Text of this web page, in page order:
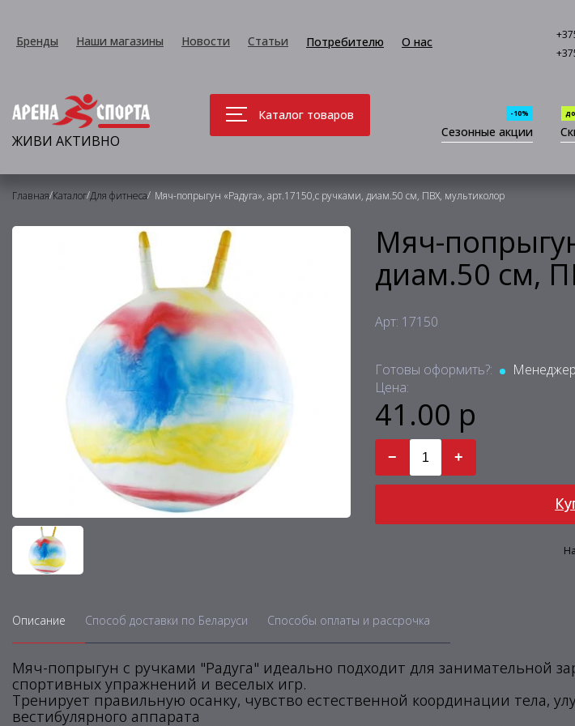
Бренды Наши магазины Новости Статьи Потребителю О нас
ЖИВИ АКТИВНО
Каталог товаров
Сезонные акции
-10%
Главная/Каталог/Для фитнеса/ Мяч-попрыгун «Радуга», арт.17150,с ручками, диам.50 см, ПВХ, мультиколор
Мяч-
диам.50 см,
Арт: 17150
Готовы оформить?:
Цена:
41.00 р
− +
Описание Способ доставки по Беларуси Способы оплаты и рассрочка
Мяч-попрыгун с ручками "Радуга" идеально подходит для занимательной
спортивных упражнений и веселых игр.
Тренирует правильную осанку, чувство естественной координации тела,
вестибулярного аппарата